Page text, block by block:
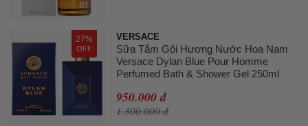
27%
OFF
VERSACE
Sữa Tắm Gội Hương Nước Hoa Nam
Versace Dylan Blue Pour Homme
Perfumed Bath & Shower Gel 250ml
950.000 đ
1.300.000 đ